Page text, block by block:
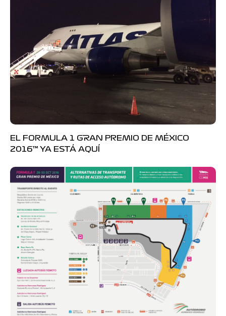
EL FORMULA 1 GRAN PREMIO DE MÉXICO
2016™ YA ESTÁ AQUÍ